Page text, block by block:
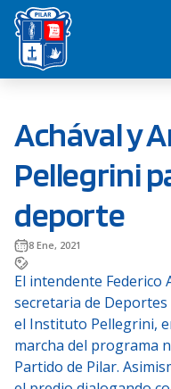
Saltar
contenido
Achával y
Pellegrini
deporte
8 Ene, 2021
El intendente Federico
secretaria de
el Instituto Pellegrini,
marcha del programa
Partido de Pilar.